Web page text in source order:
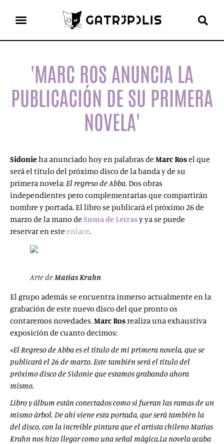
'MARC ROS ANUNCIA LA
PUBLICACIÓN DE SU PRIMERA
NOVELA'
Sidonieha anunciado hoy en palabras de Marc Rosel que
será el título del próximo disco de la banda y de su
primera novela:El regreso de Abba. Dos obras
independientes pero complementarias que compartirán
nombre y portada. El libro se publicará el próximo 26 de
marzo de la mano de Suma de Letrasy ya se puede
reservar en este enlace.
Arte deMatías Krahn
El grupo además se encuentra inmerso actualmente en la
grabación de este nuevo disco del que pronto os
contaremos novedades.Marc Rosrealiza una exhaustiva
exposición de cuanto decimos:
«El Regreso de Abba es el título de mi primera novela, que se
publicará el 26 de marzo. Este también será el título del
próximo disco de Sidonie que estamos grabando ahora
mismo.
Libro y álbum están conectados como si fueran las ramas de un
mismo árbol. De ahí viene esta portada, que será también la
del disco, con la increíble pintura que el artista chileno Matías
Krahn nos hizo llegar como una señal mágica.La novela acaba